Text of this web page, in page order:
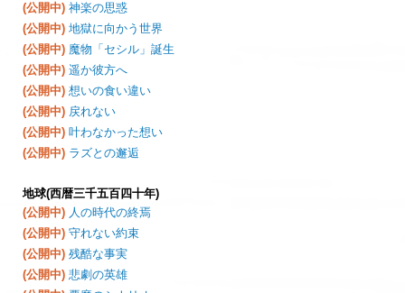
(公開中) 神楽の思惑
(公開中) 地獄に向かう世界
(公開中) 魔物「セシル」誕生
(公開中) 遥か彼方へ
(公開中) 想いの食い違い
(公開中) 戻れない
(公開中) 叶わなかった想い
(公開中) ラズとの邂逅
地球(西暦三千五百四十年)
(公開中) 人の時代の終焉
(公開中) 守れない約束
(公開中) 残酷な事実
(公開中) 悲劇の英雄